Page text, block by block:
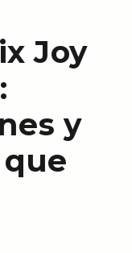
Joy
y